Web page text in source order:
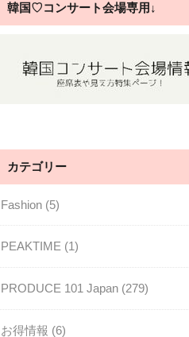
韓国♡コンサート会場専用↓
カテゴリー
Fashion (5)
PEAKTIME (1)
PRODUCE 101 Japan (279)
お得情報 (6)